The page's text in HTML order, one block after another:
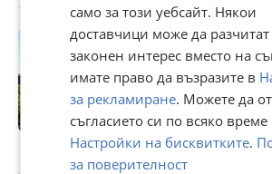
Продава ПАРЦЕЛ,
Рогачево, област
99 900 €
195 387,42
Не се начислява ДДС
с. Рогачево, Добрич,
само за този уебсайт. Някои
доставчици може да
законен интерес вместо на
имате право да възразите в
за рекламиране. Можете да
съгласието си по всяко време
Настройки на бисквитките.
за поверителност